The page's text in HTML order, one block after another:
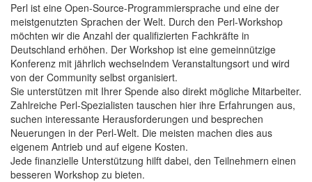
Perl ist eine Open-Source-Programmiersprache und eine der
meistgenutzten Sprachen der Welt. Durch den Perl-Workshop
möchten wir die Anzahl der qualifizierten Fachkräfte in
Deutschland erhöhen. Der Workshop ist eine gemeinnützige
Konferenz mit jährlich wechselndem Veranstaltungsort und wird
von der Community selbst organisiert.
Sie unterstützen mit Ihrer Spende also direkt mögliche Mitarbeiter.
Zahlreiche Perl-Spezialisten tauschen hier ihre Erfahrungen aus,
suchen interessante Herausforderungen und besprechen
Neuerungen in der Perl-Welt. Die meisten machen dies aus
eigenem Antrieb und auf eigene Kosten.
Jede finanzielle Unterstützung hilft dabei, den Teilnehmern einen
besseren Workshop zu bieten.